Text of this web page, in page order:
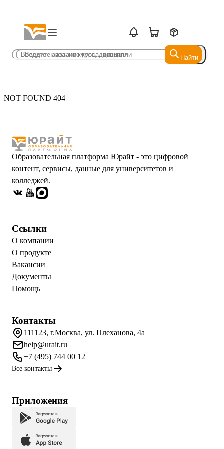
Найти
Найти
NOT FOUND 404
Образовательная платформа Юрайт - это цифровой
контент, сервисы, данные для университетов и
колледжей.
Ссылки
О компании
О продукте
Вакансии
Документы
Помощь
Контакты
111123, г.Москва, ул. Плеханова, 4а
help@urait.ru
+7 (495) 744 00 12
Все контакты
Приложения